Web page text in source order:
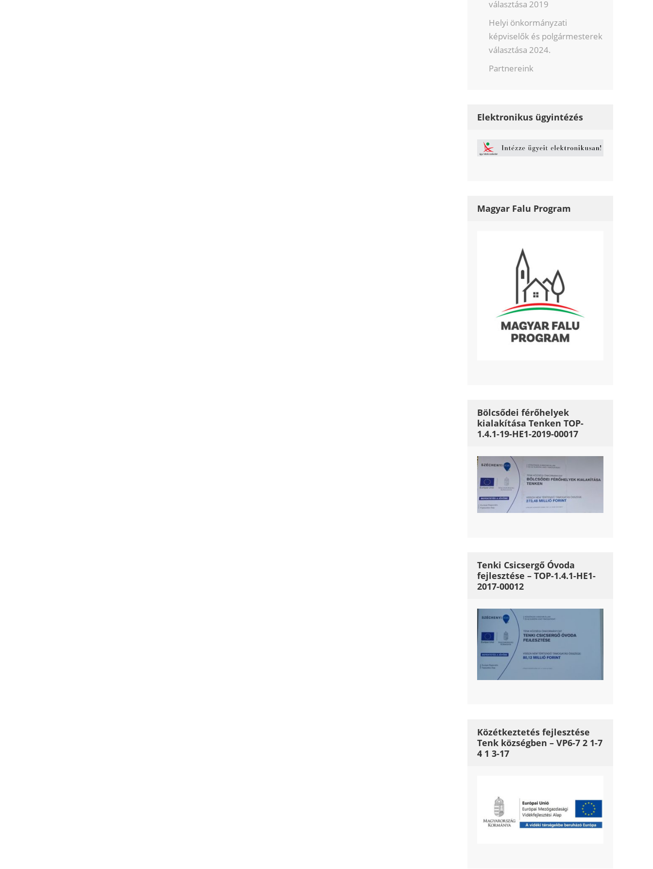
választása 2019
Helyi önkormányzati
képviselők és polgármesterek
választása 2024.
Partnereink
Elektronikus ügyintézés
Magyar Falu Program
Bölcsődei férőhelyek
kialakítása Tenken TOP-
1.4.1-19-HE1-2019-00017
Tenki Csicsergő Óvoda
fejlesztése – TOP-1.4.1-HE1-
2017-00012
Közétkeztetés fejlesztése
Tenk községben – VP6-7 2 1-7
4 1 3-17